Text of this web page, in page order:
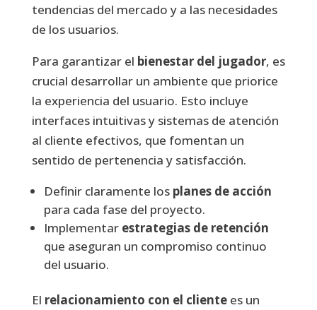
tendencias del mercado y a las necesidades
de los usuarios.
Para garantizar el bienestar del jugador, es
crucial desarrollar un ambiente que priorice
la experiencia del usuario. Esto incluye
interfaces intuitivas y sistemas de atención
al cliente efectivos, que fomentan un
sentido de pertenencia y satisfacción.
Definir claramente los planes de acción
para cada fase del proyecto.
Implementar estrategias de retención
que aseguran un compromiso continuo
del usuario.
El relacionamiento con el clientees un